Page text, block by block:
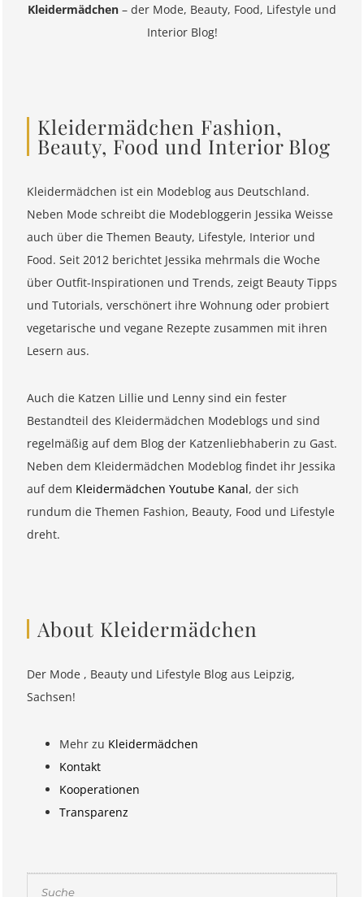
Kleidermädchen – der Mode, Beauty, Food, Lifestyle und
Interior Blog!
Kleidermädchen Fashion,
Beauty, Food und Interior Blog
Kleidermädchen ist ein Modeblog aus Deutschland.
Neben Mode schreibt die Modebloggerin Jessika Weisse
auch über die Themen Beauty, Lifestyle, Interior und
Food. Seit 2012 berichtet Jessika mehrmals die Woche
über Outfit-Inspirationen und Trends, zeigt Beauty Tipps
und Tutorials, verschönert ihre Wohnung oder probiert
vegetarische und vegane Rezepte zusammen mit ihren
Lesern aus.
Auch die Katzen Lillie und Lenny sind ein fester
Bestandteil des Kleidermädchen Modeblogs und sind
regelmäßig auf dem Blog der Katzenliebhaberin zu Gast.
Neben dem Kleidermädchen Modeblog findet ihr Jessika
auf dem Kleidermädchen Youtube Kanal, der sich
rundum die Themen Fashion, Beauty, Food und Lifestyle
dreht.
About Kleidermädchen
Der Mode , Beauty und Lifestyle Blog aus Leipzig,
Sachsen!
Mehr zu Kleidermädchen
Kontakt
Kooperationen
Transparenz